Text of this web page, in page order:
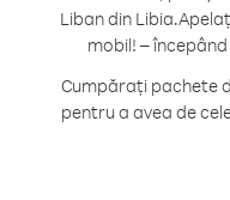
Liban din Libia.
mobil! –
Cumpărați pachete
pentru a avea de